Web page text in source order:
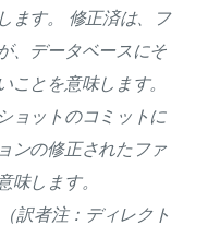
ます。 修正済は、フ
、データベースにそ
ことを意味します。
ョットのコミットに
ンの修正されたファ
味します。
訳者注：ディレクト